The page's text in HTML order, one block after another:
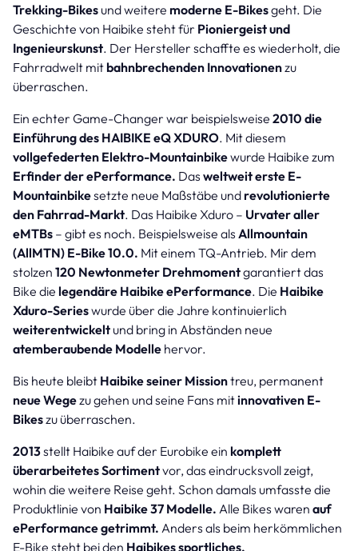
Trekking-Bikes und weitere moderne E-Bikesgeht. Die
Geschichte von Haibike steht für Pioniergeist und
Ingenieurskunst. Der Hersteller schaffte es wiederholt, die
Fahrradwelt mit bahnbrechenden Innovationenzu
überraschen.
Ein echter Game-Changer war beispielsweise 2010 die
Einführung des HAIBIKE eQ XDURO. Mit diesem
vollgefederten Elektro-Mountainbikewurde Haibike zum
Erfinder der ePerformance. Das weltweit erste E-
Mountainbikesetzte neue Maßstäbe und revolutionierte
den Fahrrad-Markt. Das Haibike Xduro – Urvater aller
eMTBs – gibt es noch. Beispielsweise als Allmountain
(AllMTN) E-Bike 10.0. Mit einem TQ-Antrieb. Mir dem
stolzen 120 Newtonmeter Drehmomentgarantiert das
Bike die legendäre Haibike ePerformance. Die Haibike
Xduro-Serieswurde über die Jahre kontinuierlich
weiterentwickelt und bring in Abständen neue
atemberaubende Modelle hervor.
Bis heute bleibt Haibike seiner Missiontreu, permanent
neue Wegezu gehen und seine Fans mitinnovativen E-
Bikeszu überraschen.
2013stellt Haibike auf der Eurobike ein komplett
überarbeitetes Sortimentvor, das eindrucksvoll zeigt,
wohin die weitere Reise geht. Schon damals umfasste die
Produktlinie von Haibike 37 Modelle. Alle Bikes waren auf
ePerformance getrimmt. Anders als beim herkömmlichen
E-Bike steht bei den Haibikes sportliches,